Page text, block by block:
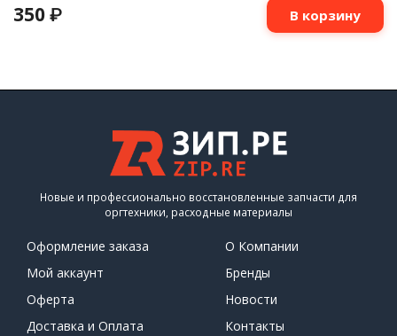
350 ₽ В корзину
Новые и профессионально восстановленные запчасти для
оргтехники, расходные материалы
Оформление заказа
Мой аккаунт
Оферта
Доставка и Оплата
О Компании
Бренды
Новости
Контакты